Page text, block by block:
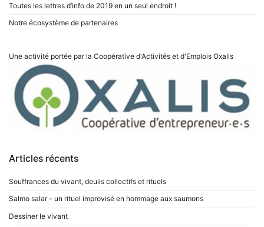
Toutes les lettres d’info de 2019 en un seul endroit !
Notre écosystème de partenaires
Une activité portée par la Coopérative d'Activités et d'Emplois Oxalis
Articles récents
Souffrances du vivant, deuils collectifs et rituels
Salmo salar – un rituel improvisé en hommage aux saumons
Dessiner le vivant